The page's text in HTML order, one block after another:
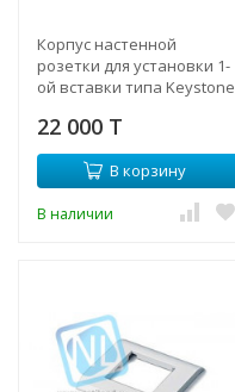
Корпус настенной
розетки для установки 1-
ой вставки типа Keystone
22 000 T
В корзину
В наличии